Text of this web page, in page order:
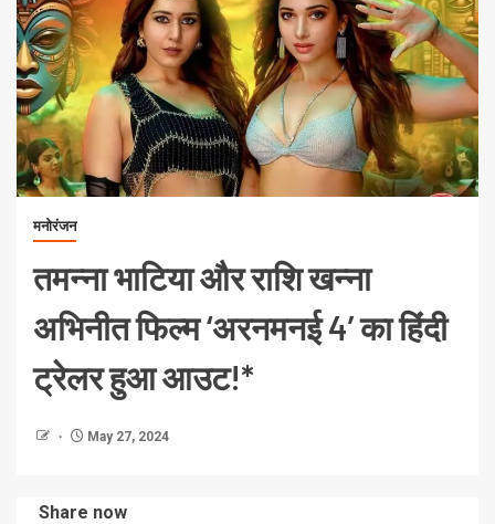
मनोरंजन
तमन्ना भाटिया और राशि खन्ना
अभिनीत फिल्म ‘अरनमनई 4’ का हिंदी
ट्रेलर हुआ आउट!*
May 27, 2024
Share now